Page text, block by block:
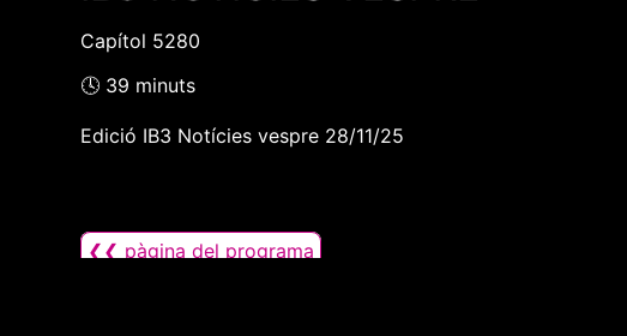
Capítol 5280
🕓 39 minuts
Edició IB3 Notícies vespre 28/11/25
❮❮ pàgina del programa